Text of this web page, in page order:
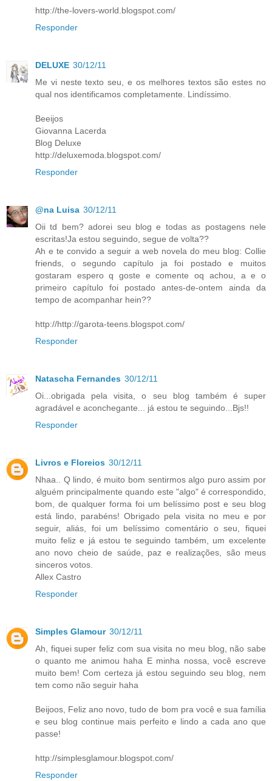
http://the-lovers-world.blogspot.com/
Responder
DELUXE 30/12/11
Me vi neste texto seu, e os melhores textos são estes no
qual nos identificamos completamente. Lindíssimo.
Beeijos
Giovanna Lacerda
Blog Deluxe
http://deluxemoda.blogspot.com/
Responder
@na Luisa 30/12/11
Oii td bem? adorei seu blog e todas as postagens nele
escritas!Ja estou seguindo, segue de volta??
Ah e te convido a seguir a web novela do meu blog: Collie
friends, o segundo capítulo ja foi postado e muitos
gostaram espero q goste e comente oq achou, a e o
primeiro capítulo foi postado antes-de-ontem ainda da
tempo de acompanhar hein??
http://http://garota-teens.blogspot.com/
Responder
Natascha Fernandes 30/12/11
Oi...obrigada pela visita, o seu blog também é super
agradável e aconchegante... já estou te seguindo...Bjs!!
Responder
Livros e Floreios 30/12/11
Nhaa.. Q lindo, é muito bom sentirmos algo puro assim por
alguém principalmente quando este "algo" é correspondido,
bom, de qualquer forma foi um belíssimo post e seu blog
está lindo, parabéns! Obrigado pela visita no meu e por
seguir, aliás, foi um belíssimo comentário o seu, fiquei
muito feliz e já estou te seguindo também, um excelente
ano novo cheio de saúde, paz e realizações, são meus
sinceros votos.
Allex Castro
Responder
Simples Glamour 30/12/11
Ah, fiquei super feliz com sua visita no meu blog, não sabe
o quanto me animou haha E minha nossa, você escreve
muito bem! Com certeza já estou seguindo seu blog, nem
tem como não seguir haha
Beijoos, Feliz ano novo, tudo de bom pra você e sua família
e seu blog continue mais perfeito e lindo a cada ano que
passe!
http://simplesglamour.blogspot.com/
Responder